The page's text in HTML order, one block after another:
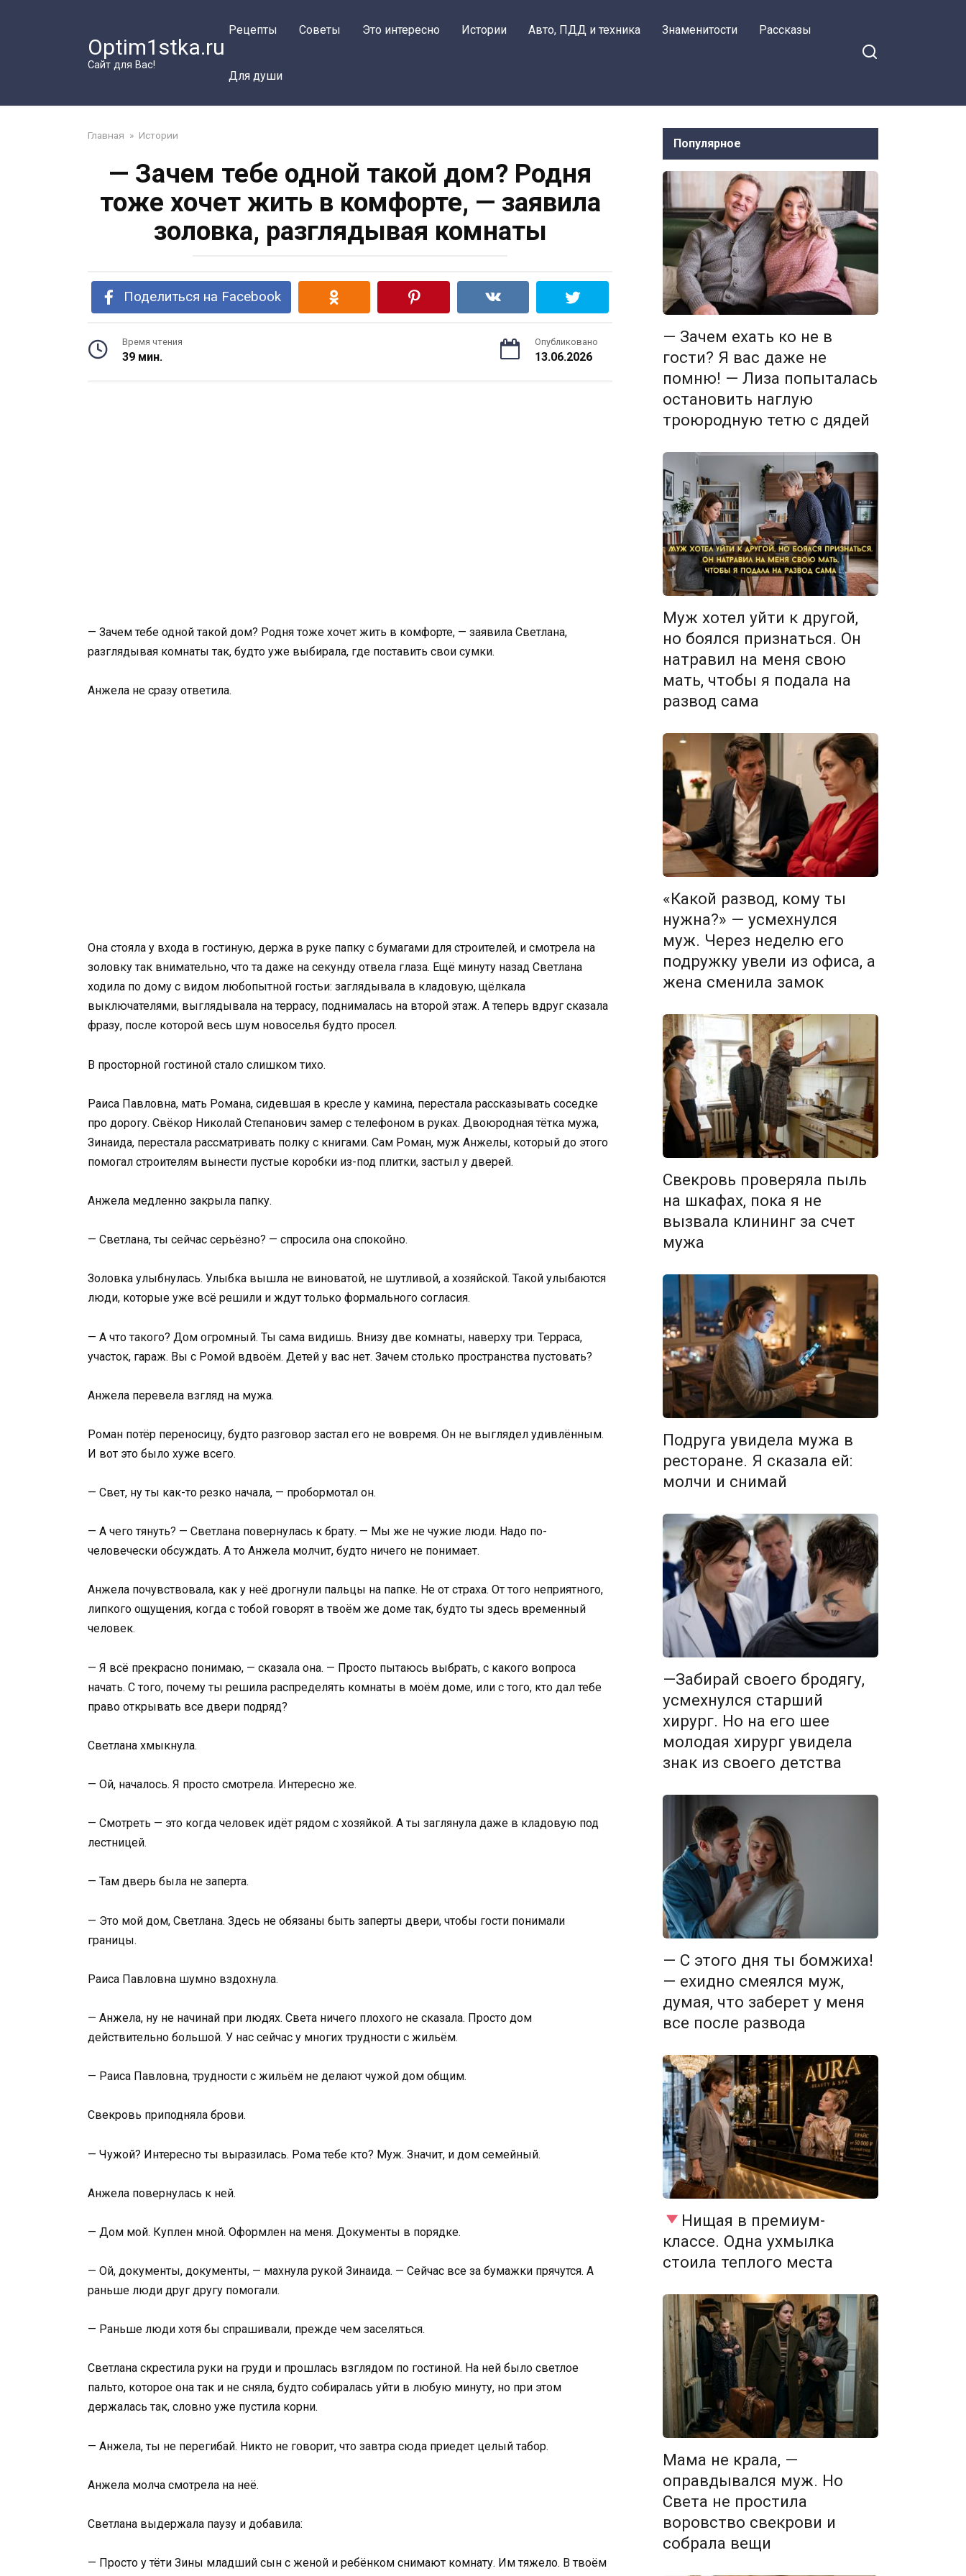
Optim1stka.ru
Сайт для Вас!
Рецепты Советы Это интересно Истории Авто, ПДД и техника Знаменитости Рассказы
Для души
Главная » Истории
— Зачем тебе одной такой дом? Родня
тоже хочет жить в комфорте, — заявила
золовка, разглядывая комнаты
Поделиться на Facebook
Время чтения
39 мин.
Опубликовано
13.06.2026
— Зачем тебе одной такой дом? Родня тоже хочет жить в комфорте, — заявила Светлана,
разглядывая комнаты так, будто уже выбирала, где поставить свои сумки.
Анжела не сразу ответила.
Она стояла у входа в гостиную, держа в руке папку с бумагами для строителей, и смотрела на
золовку так внимательно, что та даже на секунду отвела глаза. Ещё минуту назад Светлана
ходила по дому с видом любопытной гостьи: заглядывала в кладовую, щёлкала
выключателями, выглядывала на террасу, поднималась на второй этаж. А теперь вдруг сказала
фразу, после которой весь шум новоселья будто просел.
В просторной гостиной стало слишком тихо.
Раиса Павловна, мать Романа, сидевшая в кресле у камина, перестала рассказывать соседке
про дорогу. Свёкор Николай Степанович замер с телефоном в руках. Двоюродная тётка мужа,
Зинаида, перестала рассматривать полку с книгами. Сам Роман, муж Анжелы, который до этого
помогал строителям вынести пустые коробки из-под плитки, застыл у дверей.
Анжела медленно закрыла папку.
— Светлана, ты сейчас серьёзно? — спросила она спокойно.
Золовка улыбнулась. Улыбка вышла не виноватой, не шутливой, а хозяйской. Такой улыбаются
люди, которые уже всё решили и ждут только формального согласия.
— А что такого? Дом огромный. Ты сама видишь. Внизу две комнаты, наверху три. Терраса,
участок, гараж. Вы с Ромой вдвоём. Детей у вас нет. Зачем столько пространства пустовать?
Анжела перевела взгляд на мужа.
Роман потёр переносицу, будто разговор застал его не вовремя. Он не выглядел удивлённым.
И вот это было хуже всего.
— Свет, ну ты как-то резко начала, — пробормотал он.
— А чего тянуть? — Светлана повернулась к брату. — Мы же не чужие люди. Надо по-
человечески обсуждать. А то Анжела молчит, будто ничего не понимает.
Анжела почувствовала, как у неё дрогнули пальцы на папке. Не от страха. От того неприятного,
липкого ощущения, когда с тобой говорят в твоём же доме так, будто ты здесь временный
человек.
— Я всё прекрасно понимаю, — сказала она. — Просто пытаюсь выбрать, с какого вопроса
начать. С того, почему ты решила распределять комнаты в моём доме, или с того, кто дал тебе
право открывать все двери подряд?
Светлана хмыкнула.
— Ой, началось. Я просто смотрела. Интересно же.
— Смотреть — это когда человек идёт рядом с хозяйкой. А ты заглянула даже в кладовую под
лестницей.
— Там дверь была не заперта.
— Это мой дом, Светлана. Здесь не обязаны быть заперты двери, чтобы гости понимали
границы.
Раиса Павловна шумно вздохнула.
— Анжела, ну не начинай при людях. Света ничего плохого не сказала. Просто дом
действительно большой. У нас сейчас у многих трудности с жильём.
— Раиса Павловна, трудности с жильём не делают чужой дом общим.
Свекровь приподняла брови.
— Чужой? Интересно ты выразилась. Рома тебе кто? Муж. Значит, и дом семейный.
Анжела повернулась к ней.
— Дом мой. Куплен мной. Оформлен на меня. Документы в порядке.
— Ой, документы, документы, — махнула рукой Зинаида. — Сейчас все за бумажки прячутся. А
раньше люди друг другу помогали.
— Раньше люди хотя бы спрашивали, прежде чем заселяться.
Светлана скрестила руки на груди и прошлась взглядом по гостиной. На ней было светлое
пальто, которое она так и не сняла, будто собиралась уйти в любую минуту, но при этом
держалась так, словно уже пустила корни.
— Анжела, ты не перегибай. Никто не говорит, что завтра сюда приедет целый табор.
Анжела молча смотрела на неё.
Светлана выдержала паузу и добавила:
— Просто у тёти Зины младший сын с женой и ребёнком снимают комнату. Им тяжело. В твоём
Популярное
— Зачем ехать ко не в
гости? Я вас даже не
помню! — Лиза попыталась
остановить наглую
троюродную тетю с дядей
Муж хотел уйти к другой,
но боялся признаться. Он
натравил на меня свою
мать, чтобы я подала на
развод сама
«Какой развод, кому ты
нужна?» — усмехнулся
муж. Через неделю его
подружку увели из офиса, а
жена сменила замок
Свекровь проверяла пыль
на шкафах, пока я не
вызвала клининг за счет
мужа
Подруга увидела мужа в
ресторане. Я сказала ей:
молчи и снимай
—Забирай своего бродягу,
усмехнулся старший
хирург. Но на его шее
молодая хирург увидела
знак из своего детства
— С этого дня ты бомжиха!
— ехидно смеялся муж,
думая, что заберет у меня
все после развода
Нищая в премиум-
классе. Одна ухмылка
стоила теплого места
Мама не крала, —
оправдывался муж. Но
Света не простила
воровство свекрови и
собрала вещи